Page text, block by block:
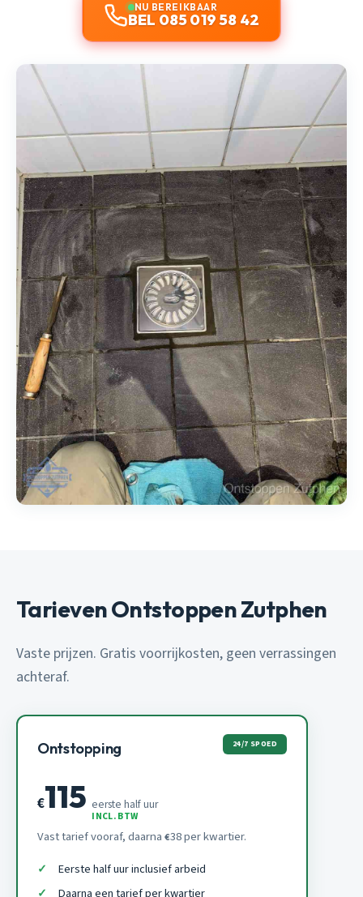
NU BEREIKBAAR
BEL 085 019 58 42
Tarieven Ontstoppen Zutphen
Vaste prijzen. Gratis voorrijkosten, geen verrassingen
achteraf.
Ontstopping 24/7 SPOED
€115 eerste half uur
INCL. BTW
Vast tarief vooraf, daarna €38 per kwartier.
Eerste half uur inclusief arbeid
Daarna een tarief per kwartier